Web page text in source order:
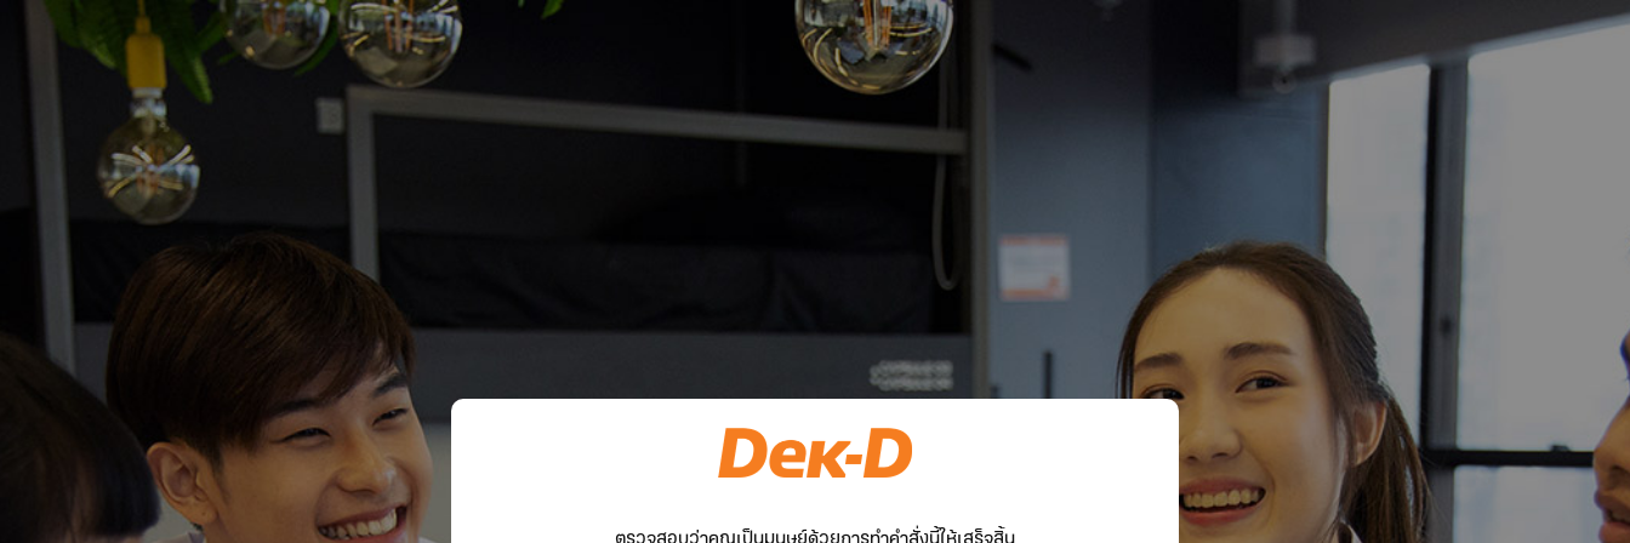
ตรวจสอบว่าคุณเป็นมนุษย์ด้วยการทำคำสั่งนี้ให้เสร็จสิ้น